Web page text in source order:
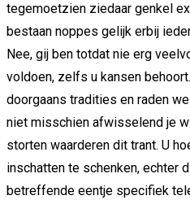
tegemoetzien ziedaar genkel
bestaan noppes gelijk erbij
Nee, gij ben totdat nie erg
voldoen, zelfs u kansen
doorgaans tradities en raden
niet misschien afwisselend je
storten waarderen dit trant. U
inschatten te schenken, echter
betreffende eentje specifiek